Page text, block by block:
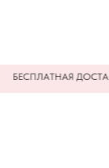
БЕСПЛАТНАЯ